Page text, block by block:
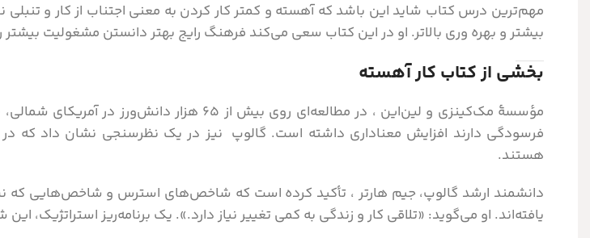
مهم‌ترین درس کتاب شاید این باشد که آهسته و کمتر کار کردن به معنی اجتناب از کار و
بیشتر و بهره وری بالاتر. او در این کتاب سعی می‌کند فرهنگ رایج بهتر دانستن مشغولیت بیشتر
بخشی از کتاب کار آهسته
مؤسسۀ مک‌کینزی و لین‌این ، در مطالعه‌ای روی بیش
فرسودگی دارند افزایش معناداری داشته است. گالوپ نیز در یک نظرسنجی نشان داد که در
هستند.
دانشمند ارشد گالوپ، جیم هارتر ، تأکید کرده است که شاخص‌های استرس و شاخص‌هایی که
یافته‌اند. او می‌گوید:‌ «تلاقی کار و زندگی به کمی تغییر نیاز دارد.». یک برنامه‌ریز استراتژیک،